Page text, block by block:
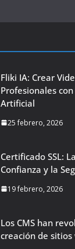
Fliki IA: Crear
Profesionales
Artificial
25 febrero, 2026
Certificado SSL:
Confianza y la
19 febrero, 2026
Los CMS han
creación de sitios